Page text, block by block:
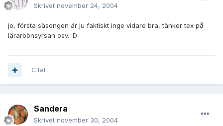
Skrivet november 24, 2004
jo, första säsongen är ju faktiskt inge vidare bra, tänker tex på
lärarbönsyrsan osv. :D
Citat
Sandera
Skrivet november 30, 2004